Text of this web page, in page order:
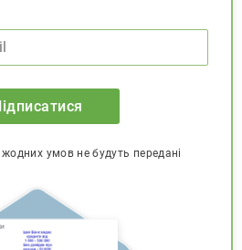
жодних умов не будуть передані